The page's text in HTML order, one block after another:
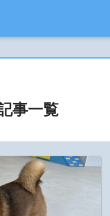
事一覧